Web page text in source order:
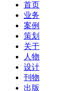
首页
业务
案例
策划
关于
人物
设计
刊物
出版